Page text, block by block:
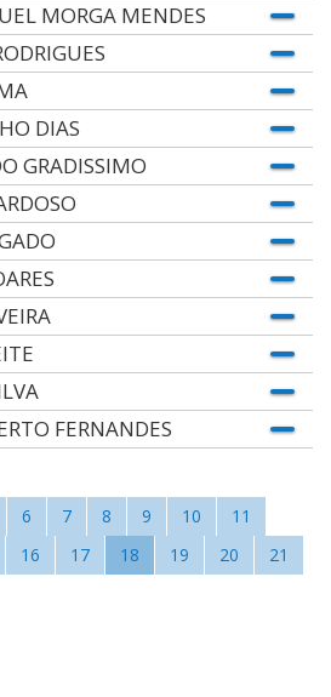
MORGA MENDES
DIAS
GRADISSIMO
FERNANDES
6 7 8 9 10
11
16 17 18 19 20
21